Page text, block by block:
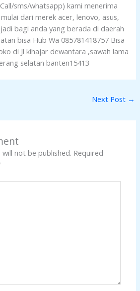
sms/whatsapp) kami menerima
dari merek acer, lenovo, asus,
bagi anda yang berada di daerah
bisa Hub Wa 085781418757 Bisa
di Jl kihajar dewantara ,sawah lama
selatan banten15413
Next Post →
not be published. Required